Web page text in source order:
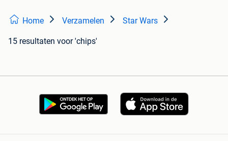
Home Verzamelen Star Wars
15 resultaten voor 'chips'